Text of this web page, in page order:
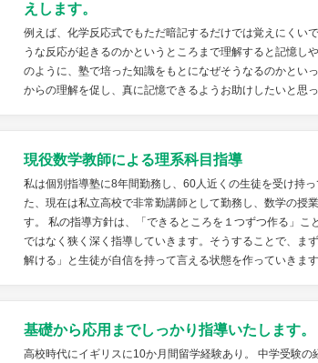
えします。
例えば、化学反応式でもただ暗記するだけでは覚えにくい
うな反応が起きるのかというところまで理解すると記憶し
のように、塾で培った知識をもとになぜそうなるのかとい
からの理解を促し、真に記憶できるようお助けしたいと思っ
現役数学教師による理系科目指導
私は個別指導塾に8年間勤務し、60人近くの生徒を受け持っ
た、現在は私立高校で非常勤講師として勤務し、数学の授
す。 私の指導方針は、「できるところを１つずつ作る」こ
ではなく狭く深く指導していきます。そうすることで、ま
解ける」と生徒が自信を持って言える状態を作っていきま
基礎から応用までしっかり指導いたします。
高校時代にイギリスに10か月間留学経験あり。 中学受験の